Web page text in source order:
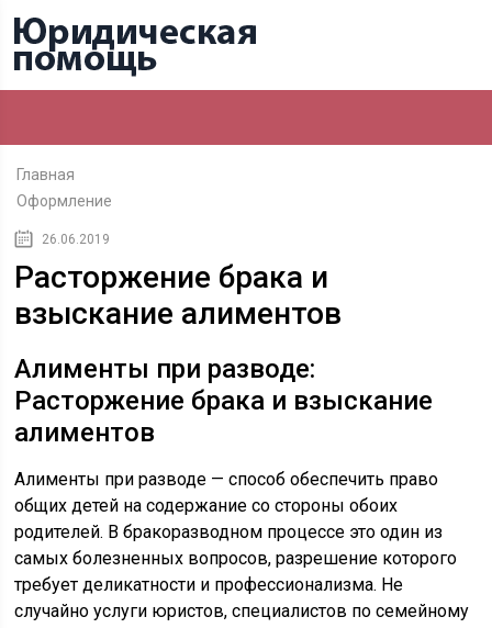
Главная
Оформление
26.06.2019
Расторжение брака и
взыскание алиментов
Алименты при разводе:
Расторжение брака и взыскание
алиментов
Алименты при разводе — способ обеспечить право
общих детей на содержание со стороны обоих
родителей. В бракоразводном процессе это один из
самых болезненных вопросов, разрешение которого
требует деликатности и профессионализма. Не
случайно услуги юристов, специалистов по семейному